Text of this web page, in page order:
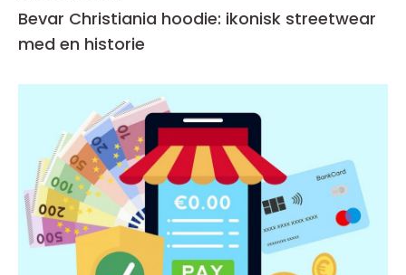
Bevar Christiania hoodie: ikonisk streetwear
med en historie